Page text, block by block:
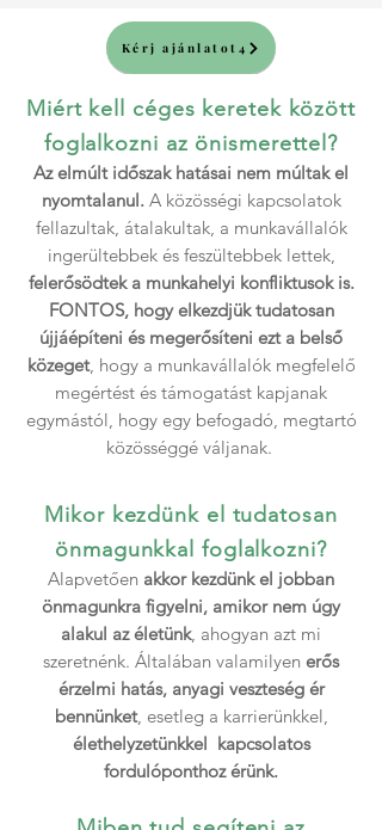
Kérj ajánlatot4
Miért kell céges keretek között
foglalkozni az önismerettel?
​Az elmúlt időszak hatásai nem múltak el
nyomtalanul. A közösségi kapcsolatok
fellazultak, átalakultak, a munkavállalók
ingerültebbek és feszültebbek lettek,
felerősödtek a munkahelyi konfliktusok is.
FONTOS, hogy elkezdjük tudatosan
újjáépíteni és megerősíteni ezt a belső
közeget, hogy a munkavállalók megfelelő
megértést és támogatást kapjanak
egymástól, hogy egy befogadó, megtartó
közösséggé váljanak.
Mikor kezdünk el tudatosan
önmagunkkal foglalkozni?
​Alapvetően akkor kezdünk el jobban
önmagunkra figyelni, amikor nem úgy
alakul az életünk, ahogyan azt mi
szeretnénk. Általában valamilyen erős
érzelmi hatás, anyagi veszteség ér
bennünket, esetleg a karrierünkkel,
élethelyzetünkkel kapcsolatos
fordulóponthoz érünk.